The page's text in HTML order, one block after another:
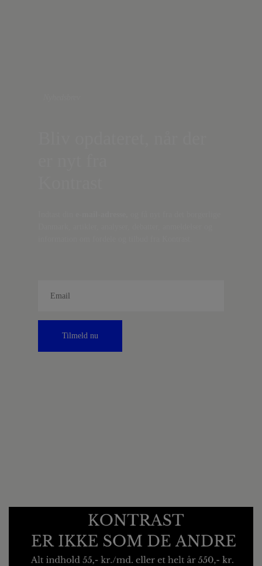
Tilmeld nu